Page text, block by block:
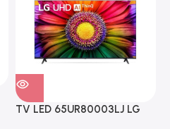
TV LED 65UR80003LJ LG